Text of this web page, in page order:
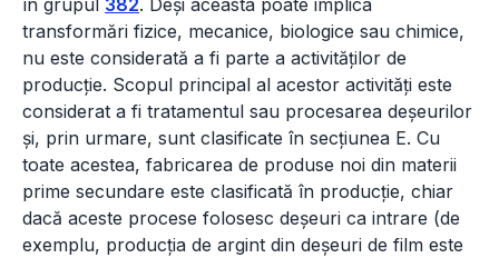
în grupul 382. Deși aceasta poate implica
transformări fizice, mecanice, biologice sau chimice,
nu este considerată a fi parte a activităților de
producție. Scopul principal al acestor activități este
considerat a fi tratamentul sau procesarea deșeurilor
și, prin urmare, sunt clasificate în secțiunea E. Cu
toate acestea, fabricarea de produse noi din materii
prime secundare este clasificată în producție, chiar
dacă aceste procese folosesc deșeuri ca intrare (de
exemplu, producția de argint din deșeuri de film este